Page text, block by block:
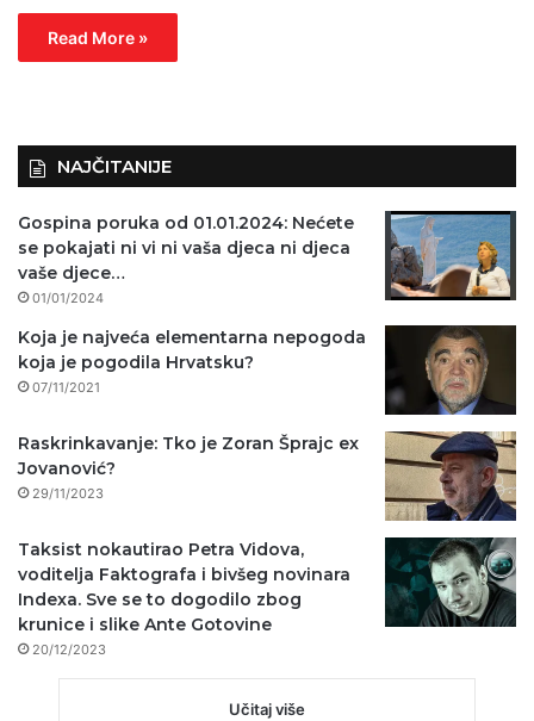
Read More »
NAJČITANIJE
Gospina poruka od 01.01.2024: Nećete
se pokajati ni vi ni vaša djeca ni djeca
vaše djece…
01/01/2024
Koja je najveća elementarna nepogoda
koja je pogodila Hrvatsku?
07/11/2021
Raskrinkavanje: Tko je Zoran Šprajc ex
Jovanović?
29/11/2023
Taksist nokautirao Petra Vidova,
voditelja Faktografa i bivšeg novinara
Indexa. Sve se to dogodilo zbog
krunice i slike Ante Gotovine
20/12/2023
Učitaj više